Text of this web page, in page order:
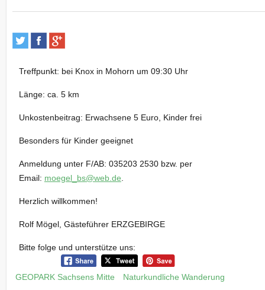
Treffpunkt: bei Knox in Mohorn um 09:30 Uhr
Länge: ca. 5 km
Unkostenbeitrag: Erwachsene 5 Euro, Kinder frei
Besonders für Kinder geeignet
Anmeldung unter F/AB: 035203 2530 bzw. per
Email: moegel_bs@web.de.
Herzlich willkommen!
Rolf Mögel, Gästeführer ERZGEBIRGE
Bitte folge und unterstütze uns:
GEOPARK Sachsens Mitte Naturkundliche Wanderung